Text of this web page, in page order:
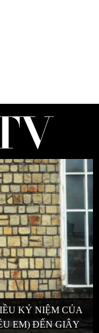
KỶ NIỆM CỦA
EM) ĐẾN GIÂY